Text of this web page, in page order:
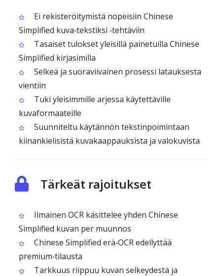
Ei rekisteröitymistä nopeisiin Chinese
Simplified kuva‑tekstiksi ‑tehtäviin
Tasaiset tulokset yleisillä painetuilla Chinese
Simplified kirjasimilla
Selkeä ja suoraviivainen prosessi latauksesta
vientiin
Tuki yleisimmille arjessa käytettäville
kuvaformaateille
Suunniteltu käytännön tekstinpoimintaan
kiinankielisistä kuvakaappauksista ja valokuvista
Tärkeät rajoitukset
Ilmainen OCR käsittelee yhden Chinese
Simplified kuvan per muunnos
Chinese Simplified erä‑OCR edellyttää
premium‑tilausta
Tarkkuus riippuu kuvan selkeydestä ja